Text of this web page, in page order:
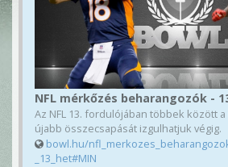
NFL mérkőzés beharangozók -
Az NFL 13. fordulójában többek között
újabb összecsapását izgulhatjuk végig.
bowl.hu/
_13_het#MIN